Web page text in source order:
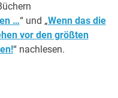
…“ und „Wenn das die
vor den größten
“ nachlesen.